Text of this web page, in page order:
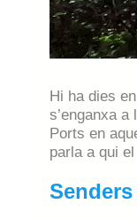
Hi ha dies
s’enganxa
Ports en
parla a qui